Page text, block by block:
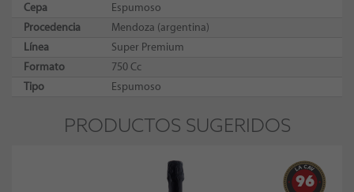
Cepa
Espumoso
Procedencia
Mendoza (argentina)
Línea
Super Premium
Formato
750 Cc
Tipo
Espumoso
PRODUCTOS SUGERIDOS
96